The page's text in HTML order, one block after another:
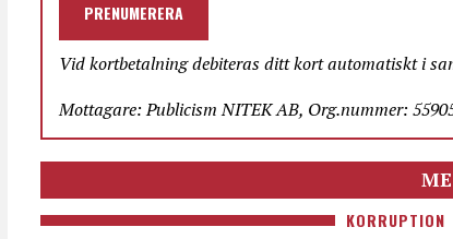
PRENUMERERA
Vid kortbetalning debiteras ditt kort automatiskt i
Mottagare: Publicism NITEK AB, Org.nummer:
KORRUPTION